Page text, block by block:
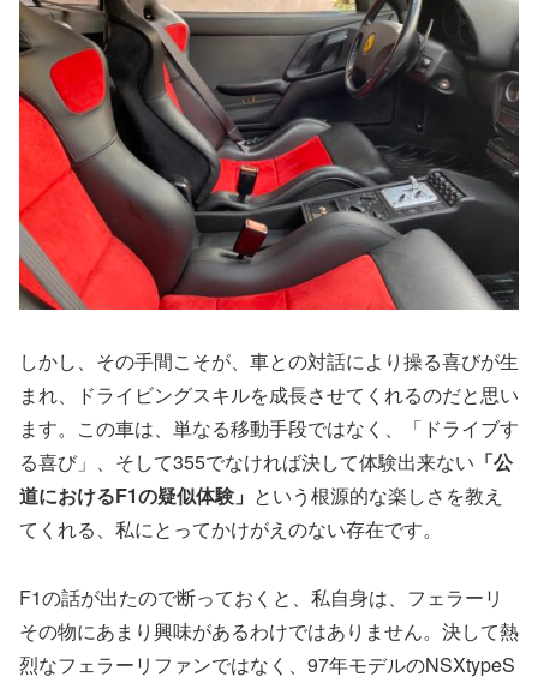
しかし、その手間こそが、車との対話により操る喜びが生
まれ、ドライビングスキルを成長させてくれるのだと思い
ます。この車は、単なる移動手段ではなく、「ドライブす
る喜び」、そして355でなければ決して体験出来ない 「公
道におけるF1の疑似体験」 という根源的な楽しさを教え
てくれる、私にとってかけがえのない存在です。
F1の話が出たので断っておくと、私自身は、フェラーリ
その物にあまり興味があるわけではありません。決して熱
烈なフェラーリファンではなく、97年モデルのNSXtypeS